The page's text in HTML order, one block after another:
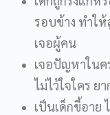
รอบข้าง ทำใ
เจอผู้คน
เจอปัญหาในค
ไม่ไว้ใจใคร ย
เป็นเด็กขี้อาย